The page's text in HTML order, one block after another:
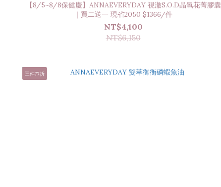
【8/5~8/8保健慶】ANNAEVERYDAY 視澈S.O.D晶氧花菁膠囊
｜買二送一 現省2050 $1366/件
NT$4,100
NT$6,150
三件77折